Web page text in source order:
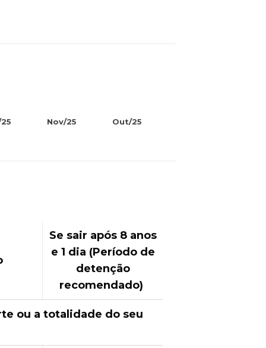
Nov/25 Out/25
Se sair após 8 anos
e 1 dia (Período de
detenção
recomendado)
ou a totalidade do seu